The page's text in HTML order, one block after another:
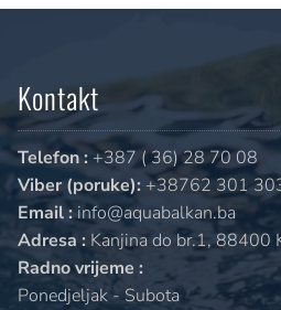
Kontakt
Telefon : +387 ( 36) 28 70 08
Viber (poruke): +38762 301
Email :info@aquabalkan.ba
Adresa : Kanjina do br.1, 88400
Radno vrijeme :
Ponedjeljak - Subota